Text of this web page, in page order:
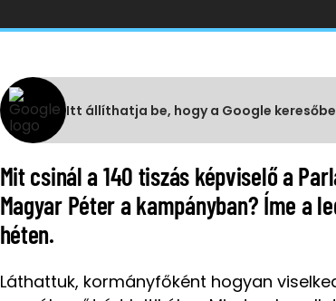
Itt állíthatja be, hogy a Google
Mit csinál a 140 tiszás képviselő a
Magyar Péter a kampányban? Íme a
héten.
Láthattuk, kormányfőként hogyan